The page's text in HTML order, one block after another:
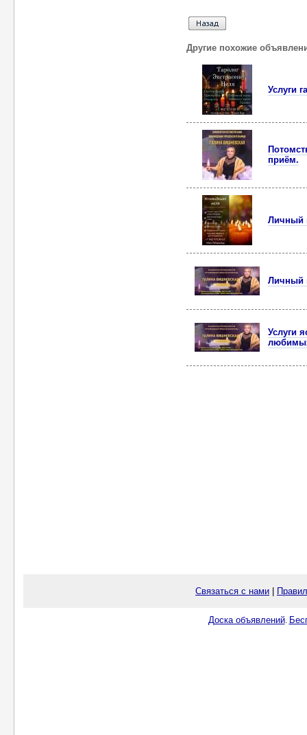
Другие похожие
Услуги
приём.
Личный
Личный
Услуги
Связаться с нами
Доска объявлений.